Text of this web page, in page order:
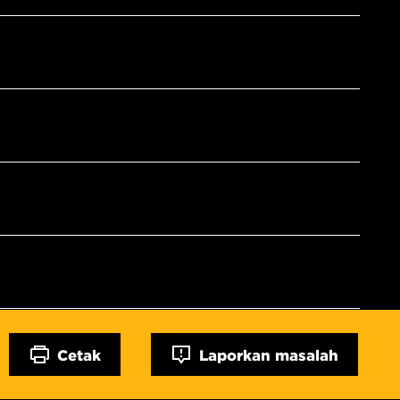
Cetak Laporkan masalah